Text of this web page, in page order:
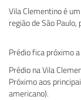
Vila Clementino é
região de São
Prédio fica próximo
Prédio na Vila
Próximo aos
americano).